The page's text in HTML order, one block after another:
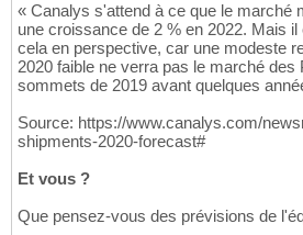
« Canalys s'attend à ce que le marché
une croissance de 2 % en 2022. Mais
cela en perspective, car une modeste
2020 faible ne verra pas le marché des
sommets de 2019 avant quelques
Source: https://www.canalys.com/
shipments-2020-forecast#
Et vous ?
Que pensez-vous des prévisions de